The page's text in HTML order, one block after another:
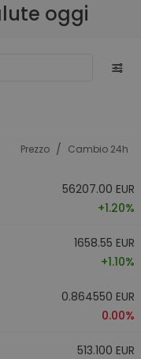
oggi
Prezzo / Cambio 24h
56207.00 EUR
+1.20%
1658.55 EUR
+1.10%
0.864550 EUR
0.00%
513.100 EUR